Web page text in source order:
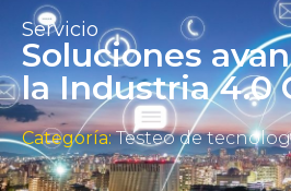
Servicio
Soluciones
la Industria 4.0
Categoría:Testeo de